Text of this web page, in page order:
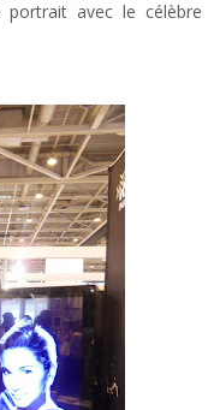
portrait avec le célèbre